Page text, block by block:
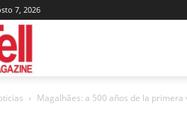
7, 2026
Magazine
Magalhães: a 500 años de la primera